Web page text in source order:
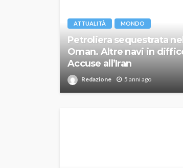
ATTUALITÀ MONDO
Petroliera sequestrata
Oman. Altre navi in
Accuse all’Iran
Redazione 5 anni ago